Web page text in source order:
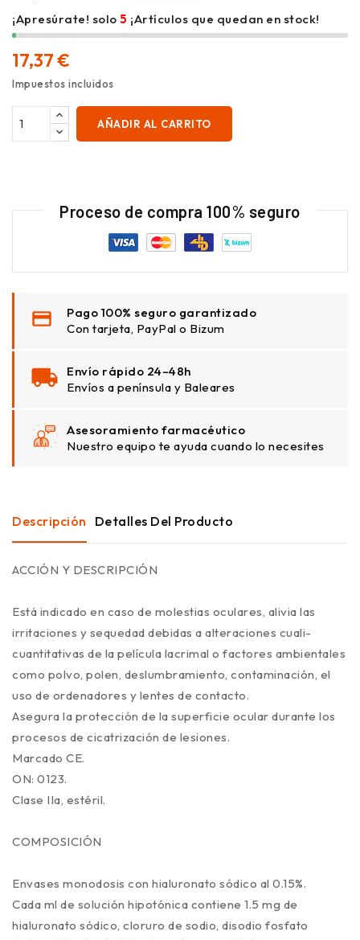
¡Apresúrate! solo 5 ¡Artículos que quedan en stock!
17,37 €
Impuestos incluidos
AÑADIR AL CARRITO
Proceso de compra 100% seguro
Pago 100% seguro garantizado
Con tarjeta, PayPal o Bizum
Envío rápido 24–48h
Envíos a península y Baleares
Asesoramiento farmacéutico
Nuestro equipo te ayuda cuando lo necesites
Descripción Detalles Del Producto
ACCIÓN Y DESCRIPCIÓN
Está indicado en caso de molestias oculares, alivia las
irritaciones y sequedad debidas a alteraciones cuali-
cuantitativas de la película lacrimal o factores ambientales
como polvo, polen, deslumbramiento, contaminación, el
uso de ordenadores y lentes de contacto.
Asegura la protección de la superficie ocular durante los
procesos de cicatrización de lesiones.
Marcado CE.
ON: 0123.
Clase IIa, estéril.
COMPOSICIÓN
Envases monodosis con hialuronato sódico al 0.15%.
Cada ml de solución hipotónica contiene 1.5 mg de
hialuronato sódico, cloruro de sodio, disodio fosfato